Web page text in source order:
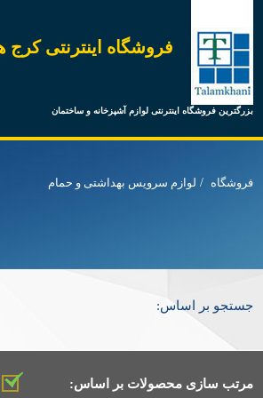
فروشگاه اینترنتی کرج
بزرگترین فروشگاه اینترنتی لوازم آشپزخانه و ساختمان
فروشگاه لوازم سرویس بهداشتی و حمام
جستجو بر اساس:
مرتب سازی محصولات بر اساس: